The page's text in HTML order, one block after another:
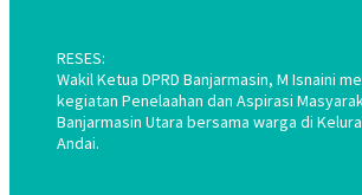
RESES:
Wakil Ketua DPRD Banjarmasin, M Isnaini
kegiatan Penelaahan dan Aspirasi
Banjarmasin Utara bersama warga di
Andai.